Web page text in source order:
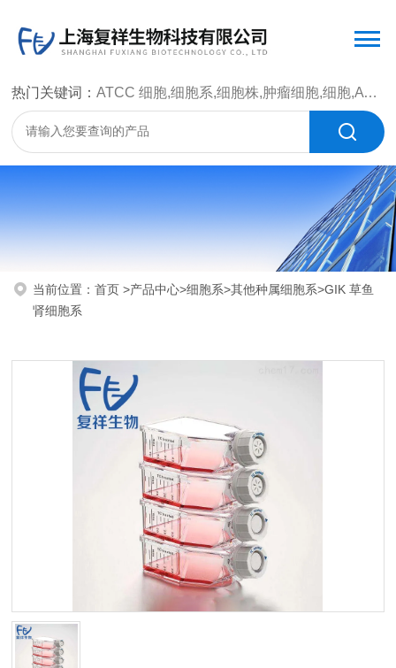
热门关键词：ATCC 细胞,细胞系,细胞株,肿瘤细胞,细胞,ATCC 菌种，CMCC 菌种，标准菌株，质控菌种，微生物菌种，菌株，菌种
当前位置：首页>产品中心>细胞系>其他种属细胞系>GIK 草鱼
肾细胞系